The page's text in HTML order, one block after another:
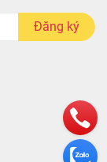
Đăng ký